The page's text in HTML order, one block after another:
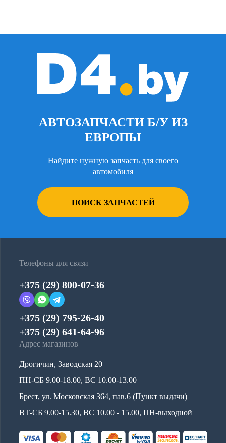
АВТОЗАПЧАСТИ Б/У ИЗ
ЕВРОПЫ
Найдите нужную запчасть для своего
автомобиля
ПОИСК ЗАПЧАСТЕЙ
Телефоны для связи
+375 (29) 800-07-36
+375 (29) 795-26-40
+375 (29) 641-64-96
Адрес магазинов
Дрогичин, Заводская 20
ПН-СБ 9.00-18.00, ВС 10.00-13.00
Брест, ул. Московская 364, пав.6 (Пункт выдачи)
ВТ-СБ 9.00-15.30, ВС 10.00 - 15.00, ПН-выходной